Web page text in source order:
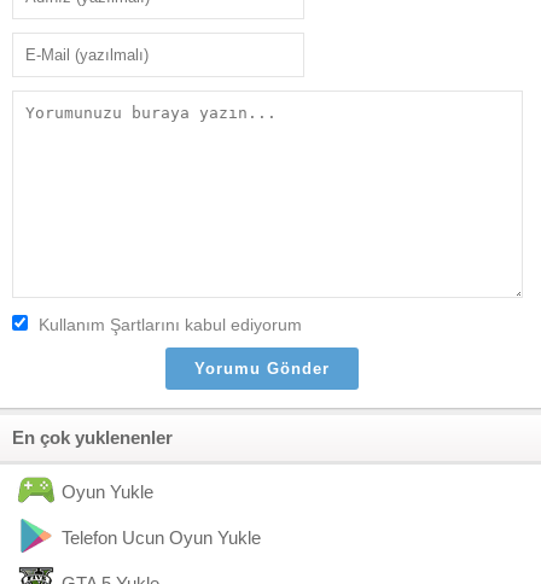
Kullanım Şartlarını kabul ediyorum
En çok yuklenenler
Oyun Yukle
Telefon Ucun Oyun Yukle